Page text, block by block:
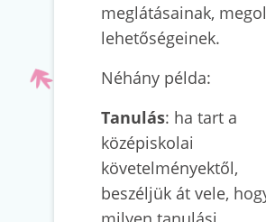
meglátásainak,
lehetőségeinek.
Néhány példa:
Tanulás: ha tart a
középiskolai
követelményektől,
beszéljük át vele,